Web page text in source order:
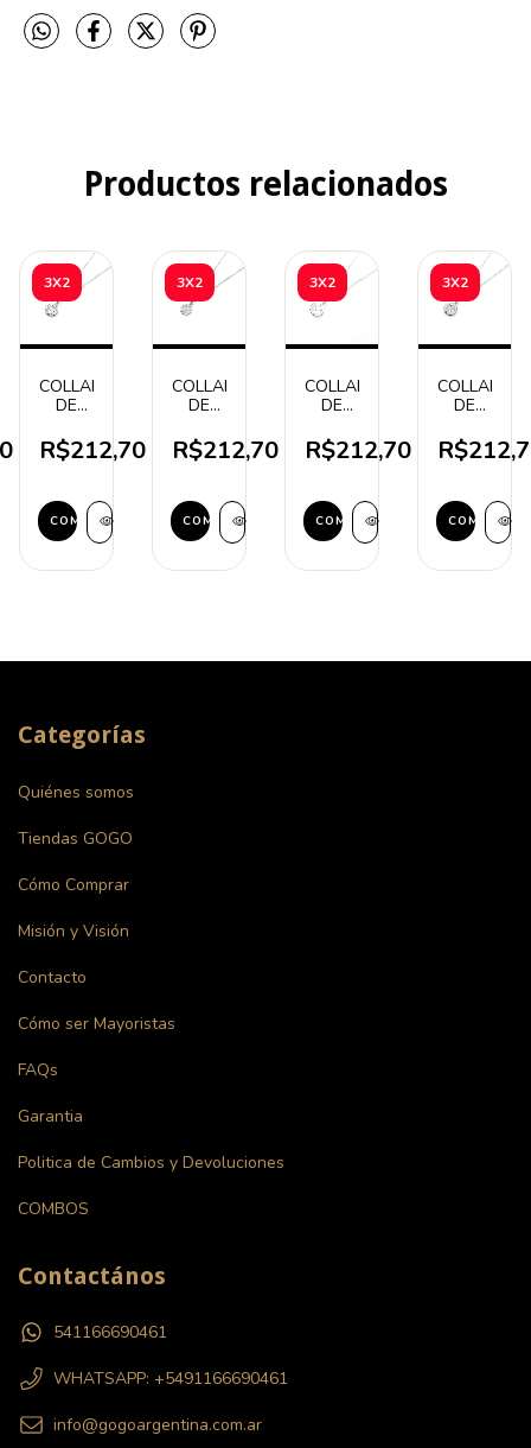
Productos relacionados
3X2
COLLAR
DE
ACUARIO
R$212,70
COMPRAR
3X2
COLLAR
DE
TAURO
R$212,70
COMPRAR
3X2
COLLAR
DE
SAGITARIO
R$212,70
COMPRAR
3X2
COLLAR
DE
CANCER
COMPRAR
Categorías
Quiénes somos
Tiendas GOGO
Cómo Comprar
Misión y Visión
Contacto
Cómo ser Mayoristas
FAQs
Garantia
Politica de Cambios y Devoluciones
COMBOS
Contactános
541166690461
WHATSAPP: +5491166690461
info@gogoargentina.com.ar